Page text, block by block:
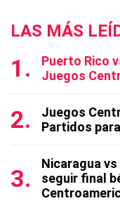
LAS MÁS
Puerto Rico
Juegos
Juegos
Partidos
Nicaragua
seguir final